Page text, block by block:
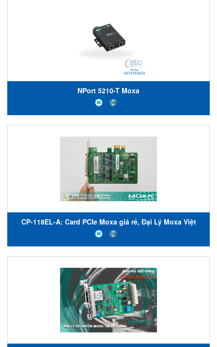
NPort 5210-T Moxa
CP-118EL-A: Card PCIe Moxa giá rẻ, Đại Lý Moxa Việt
Nam